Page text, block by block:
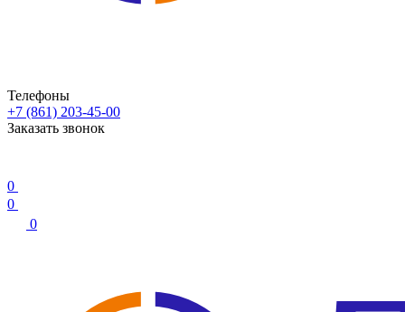
Телефоны
+7 (861) 203-45-00
Заказать звонок
0
0
0